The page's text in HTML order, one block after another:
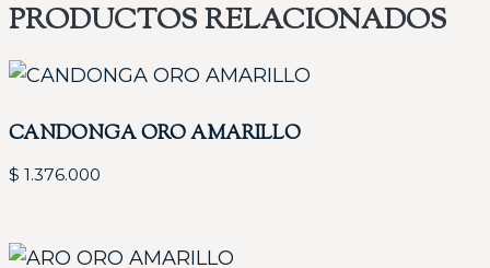
PRODUCTOS RELACIONADOS
CANDONGA ORO AMARILLO
$ 1.376.000